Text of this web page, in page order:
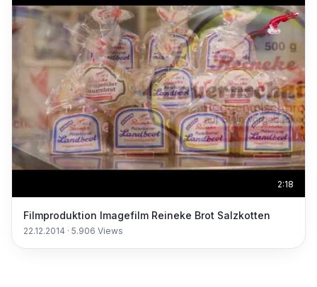
2:18
Filmproduktion Imagefilm Reineke Brot Salzkotten
22.12.2014 · 5.906 Views